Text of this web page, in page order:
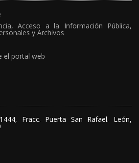
Acceso a la Información Pública,
y Archivos
el portal web
Fracc. Puerta San Rafael. León,